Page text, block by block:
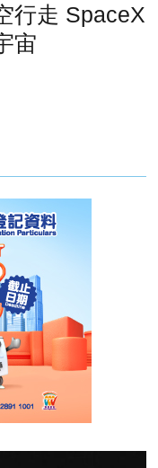
行走 SpaceX
宙